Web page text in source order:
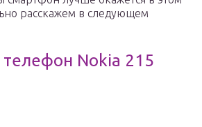
расскажем в следующем
Nokia 215